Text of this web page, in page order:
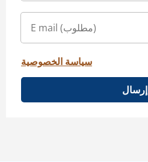
سياسة الخصوصية
إرسال